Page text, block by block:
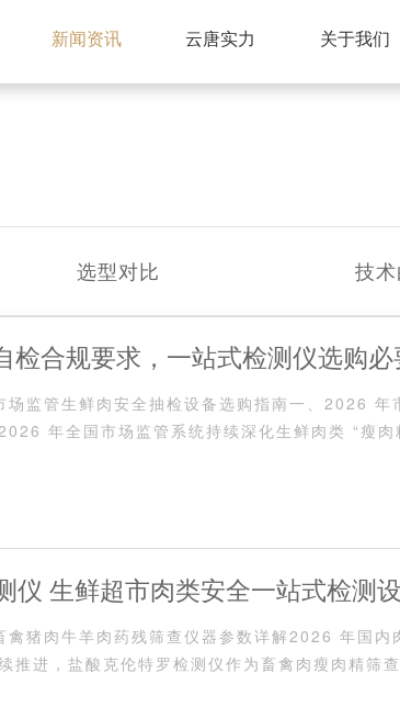
新闻资讯 云唐实力 关于我们
选型对比 技
检合规要求，一站式检测仪选购必
监管生鲜肉安全抽检设备选购指南一、2026 年
年全国市场监管系统持续深化生鲜肉类 “瘦肉
仪 生鲜超市肉类安全一站式检测设
猪肉牛羊肉药残筛查仪器参数详解2026 年国内
推进，盐酸克伦特罗检测仪作为畜禽肉瘦肉精筛